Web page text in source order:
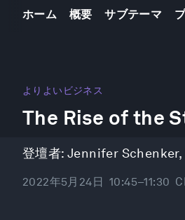
ホーム 概要 サブテーマ
よりよいビジネス
The Rise of the
登壇者: Jennifer Schenker,
2022年5月24日 10:45–11:30
seconds
47
minutes,
seconds
Volume
90%